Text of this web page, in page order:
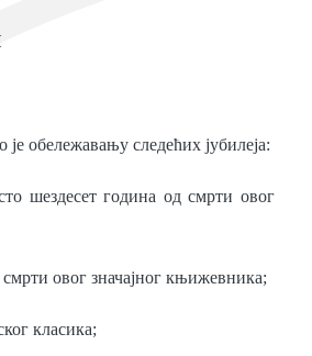
обележавању следећих јубилеја:
шездесет година од смрти овог
овог значајног књижевника;
класика;